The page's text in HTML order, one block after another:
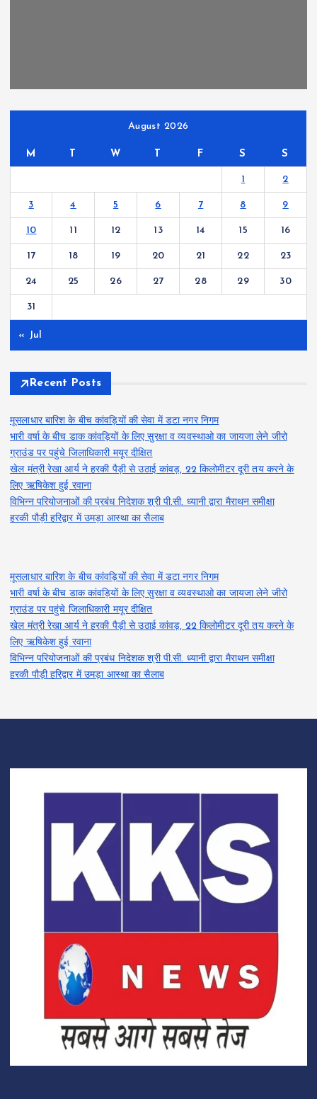
August 2026
M T W T F S S
1 2
3 4 5 6 7 8 9
10 11 12 13 14 15 16
17 18 19 20 21 22 23
24 25 26 27 28 29 30
31
« Jul
Recent Posts
मूसलाधार बारिश के बीच कांवड़ियों की सेवा में डटा नगर निगम
भारी वर्षा के बीच डाक कांवड़ियों के लिए सुरक्षा व व्यवस्थाओ का जायजा लेने जीरो
ग्राउंड पर पहुंचे जिलाधिकारी मयूर दीक्षित
खेल मंत्री रेखा आर्य ने हरकी पैड़ी से उठाई कांवड़, 22 किलोमीटर दूरी तय करने के
लिए ऋषिकेश हुई रवाना
विभिन्न परियोजनाओं की प्रबंध निदेशक श्री पी.सी. ध्यानी द्वारा मैराथन समीक्षा
हरकी पौड़ी हरिद्वार में उमड़ा आस्था का सैलाब
मूसलाधार बारिश के बीच कांवड़ियों की सेवा में डटा नगर निगम
भारी वर्षा के बीच डाक कांवड़ियों के लिए सुरक्षा व व्यवस्थाओ का जायजा लेने जीरो
ग्राउंड पर पहुंचे जिलाधिकारी मयूर दीक्षित
खेल मंत्री रेखा आर्य ने हरकी पैड़ी से उठाई कांवड़, 22 किलोमीटर दूरी तय करने के
लिए ऋषिकेश हुई रवाना
विभिन्न परियोजनाओं की प्रबंध निदेशक श्री पी.सी. ध्यानी द्वारा मैराथन समीक्षा
हरकी पौड़ी हरिद्वार में उमड़ा आस्था का सैलाब